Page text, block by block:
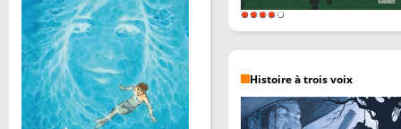
Histoire à trois voix